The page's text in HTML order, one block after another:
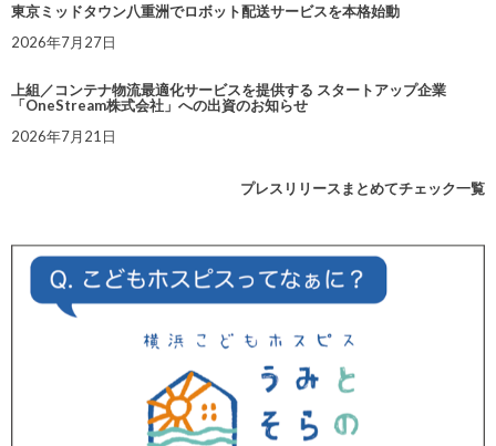
東京ミッドタウン八重洲でロボット配送サービスを本格始動
2026年7月27日
上組／コンテナ物流最適化サービスを提供する スタートアップ企業
「OneStream株式会社」への出資のお知らせ
2026年7月21日
プレスリリースまとめてチェック一覧